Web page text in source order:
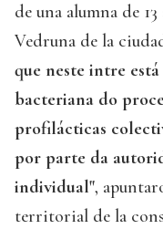
de una alumna de
Vedruna de la
que neste intre
bacteriana do
profilácticas
por parte da
individual",
territorial de la